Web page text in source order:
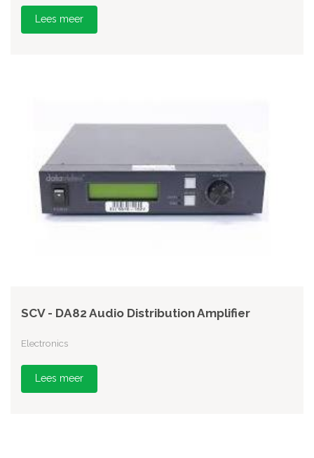
Lees meer
SCV - DA82 Audio Distribution Amplifier
Electronics
Lees meer